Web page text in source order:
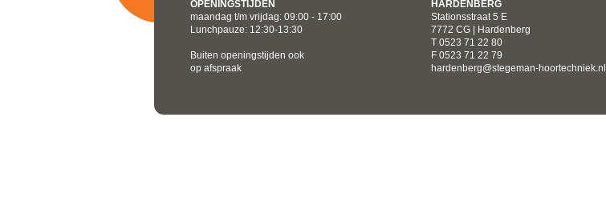
OPENINGSTIJDEN
maandag t/m vrijdag: 09:00 - 17:00
Lunchpauze: 12:30-13:30
Buiten openingstijden ook
op afspraak
HARDENBERG
Stationsstraat 5 E
7772 CG | Hardenberg
T 0523 71 22 80
F 0523 71 22 79
hardenberg@stegeman-hoortechniek.nl